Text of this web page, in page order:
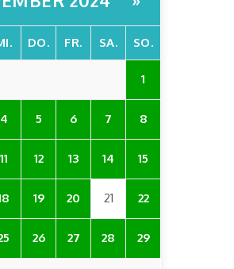
DO. FR. SA. SO.
1
4 5 6 7 8
11 12 13 14 15
19 20 21 22
26 27 28 29